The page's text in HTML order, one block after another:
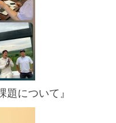
について』